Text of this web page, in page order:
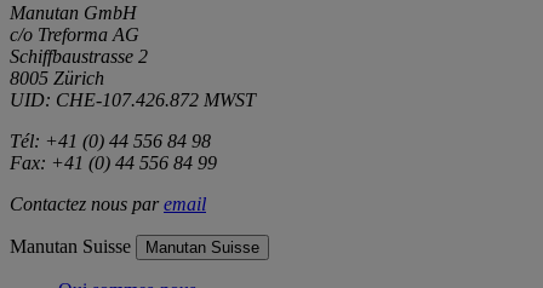
Manutan GmbH
c/o Treforma AG
Schiffbaustrasse 2
8005 Zürich
UID: CHE-107.426.872 MWST
Tél: +41 (0) 44 556 84 98
Fax: +41 (0) 44 556 84 99
Contactez nous paremail
Manutan Suisse Manutan Suisse